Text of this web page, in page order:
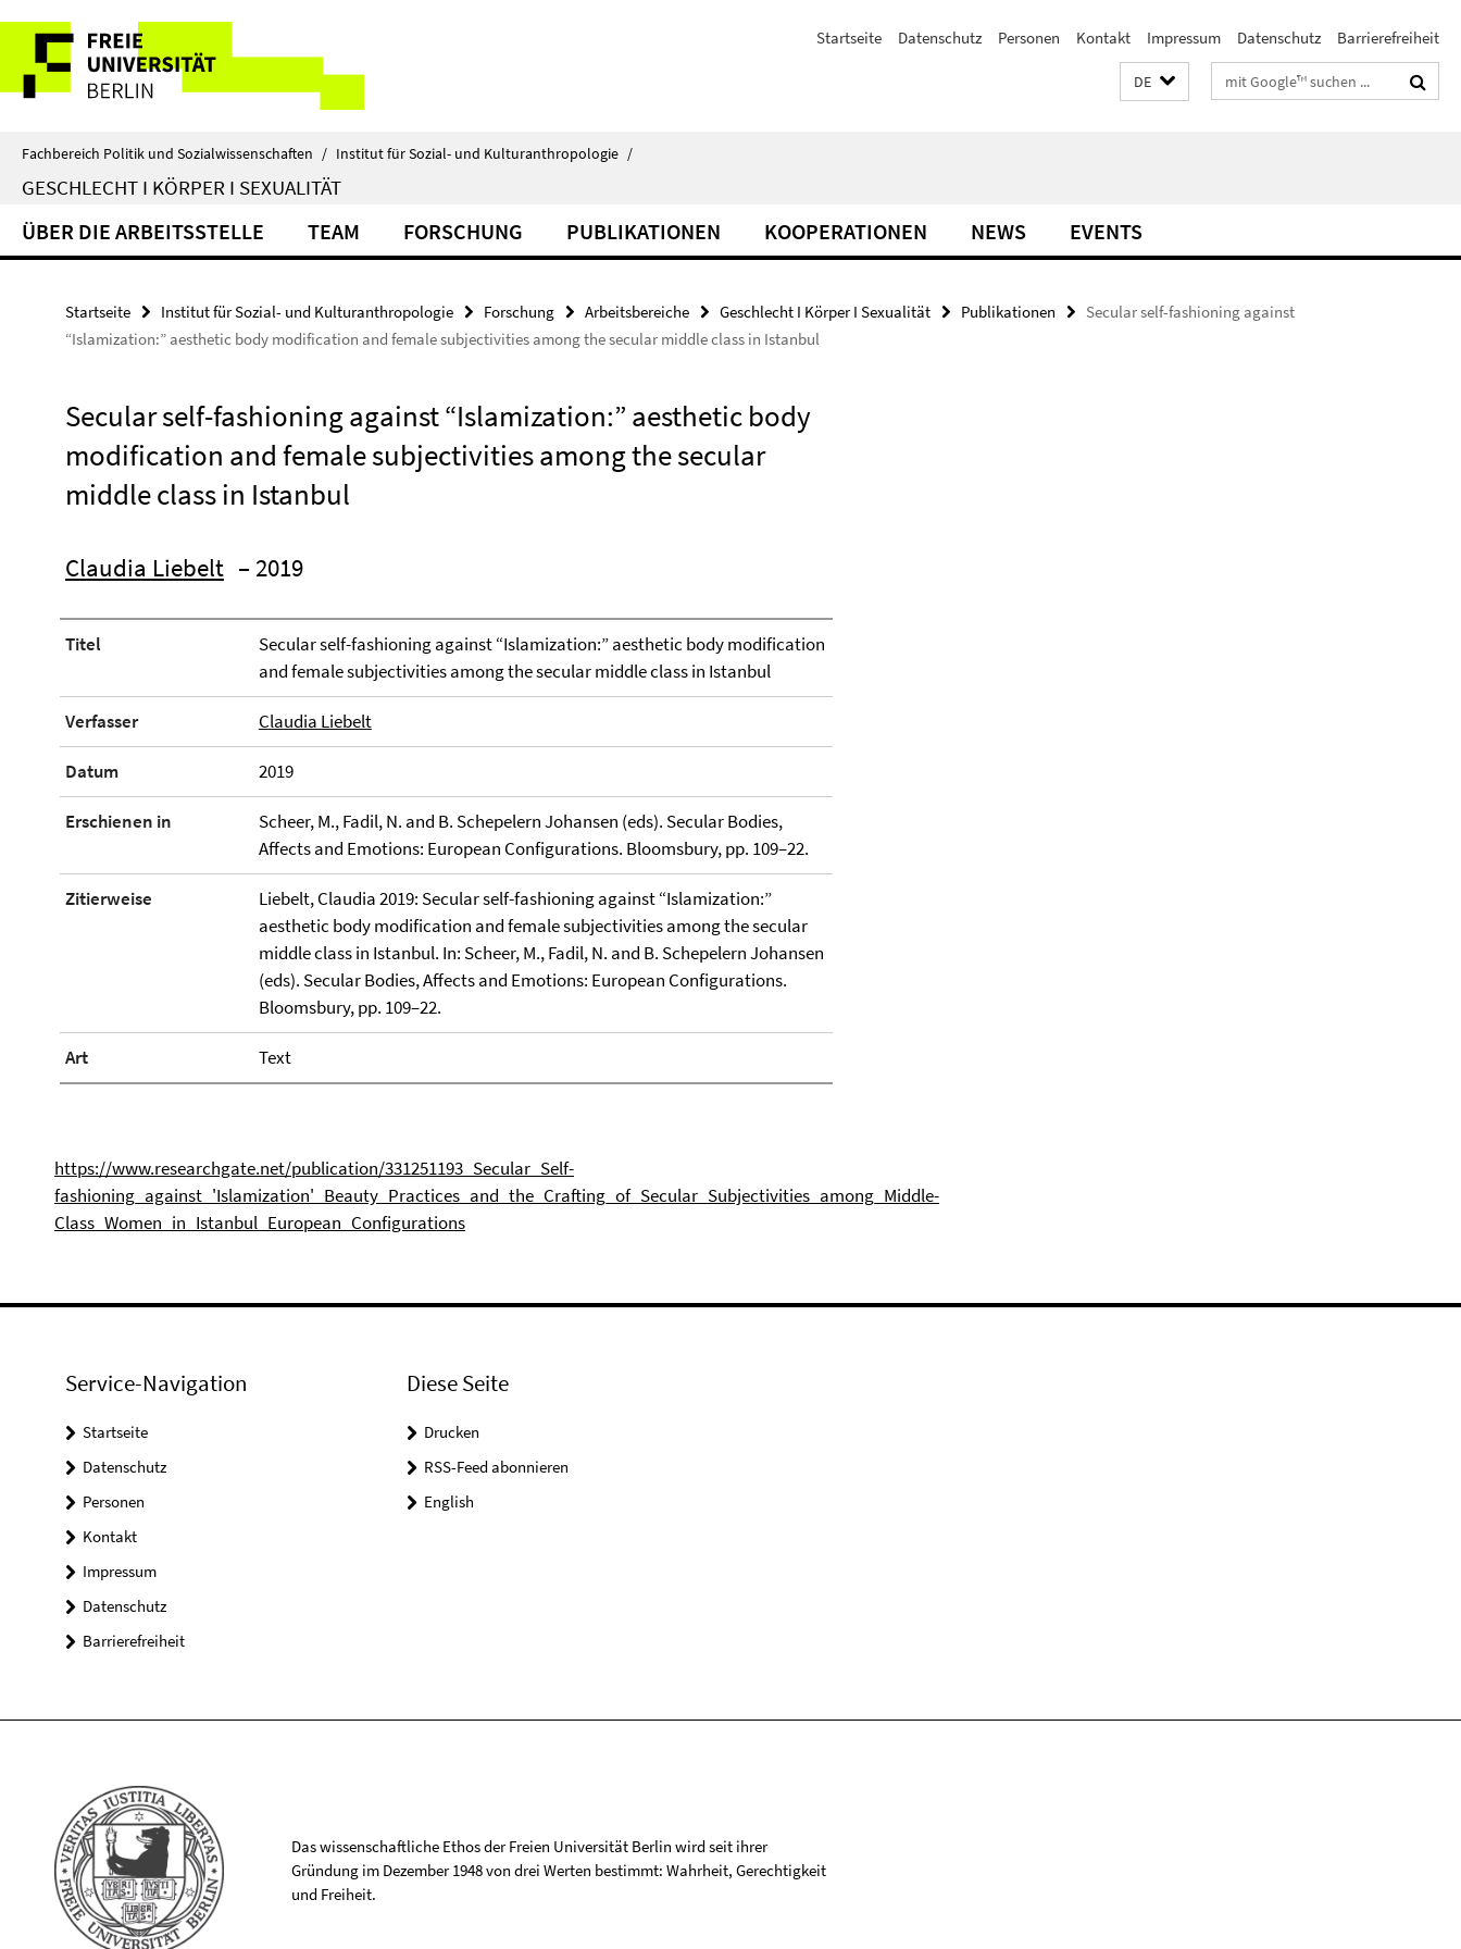
direkt
Inhalt
Service-
Navigation
Startseite Datenschutz Personen Kontakt Impressum Datenschutz Barrierefreiheit
DE Suchbegriffe
Fachbereich Politik und Sozialwissenschaften / Institut für Sozial- und Kulturanthropologie /
GESCHLECHT I KÖRPER I SEXUALITÄT
ÜBER DIE ARBEITSSTELLE TEAM FORSCHUNG PUBLIKATIONEN KOOPERATIONEN NEWS EVENTS
Startseite Institut für Sozial- und Kulturanthropologie Forschung Arbeitsbereiche Geschlecht I Körper I Sexualität Publikationen
Secular self-fashioning against
“Islamization:” aesthetic body modification and female subjectivities among the secular middle class in Istanbul
Secular self-fashioning against “Islamization:” aesthetic body
modification and female subjectivities among the secular
middle class in Istanbul
Claudia Liebelt – 2019
Titel
Secular self-fashioning against “Islamization:” aesthetic body modification
and female subjectivities among the secular middle class in Istanbul
Verfasser Claudia Liebelt
Datum 2019
Erschienen in
Scheer, M., Fadil, N. and B. Schepelern Johansen (eds). Secular Bodies,
Affects and Emotions: European Configurations. Bloomsbury, pp. 109–22.
Zitierweise
Liebelt, Claudia 2019: Secular self-fashioning against “Islamization:”
aesthetic body modification and female subjectivities among the secular
middle class in Istanbul. In: Scheer, M., Fadil, N. and B. Schepelern Johansen
(eds). Secular Bodies, Affects and Emotions: European Configurations.
Bloomsbury, pp. 109–22.
Art Text
https://www.researchgate.net/publication/331251193_Secular_Self-
fashioning_against_'Islamization'_Beauty_Practices_and_the_Crafting_of_Secular_Subjectivities_among_Middle-
Class_Women_in_Istanbul_European_Configurations
Service-Navigation
Startseite
Datenschutz
Personen
Kontakt
Impressum
Datenschutz
Barrierefreiheit
Diese Seite
Drucken
RSS-Feed abonnieren
English
Das wissenschaftliche Ethos der Freien Universität Berlin wird seit ihrer
Gründung im Dezember 1948 von drei Werten bestimmt: Wahrheit, Gerechtigkeit
und Freiheit.